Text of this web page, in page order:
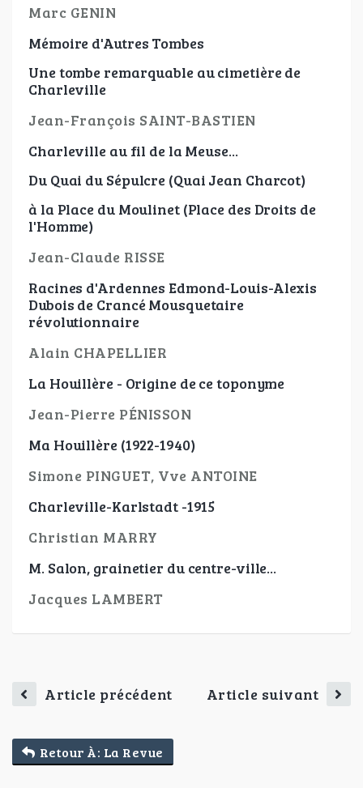
Marc GENIN
Mémoire d'Autres Tombes
Une tombe remarquable au cimetière de
Charleville
Jean-François SAINT-BASTIEN
Charleville au fil de la Meuse...
Du Quai du Sépulcre (Quai Jean Charcot)
à la Place du Moulinet (Place des Droits de
l'Homme)
Jean-Claude RISSE
Racines d'Ardennes Edmond-Louis-Alexis
Dubois de Crancé Mousquetaire
révolutionnaire
Alain CHAPELLIER
La Houillère - Origine de ce toponyme
Jean-Pierre PÉNISSON
Ma Houillère (1922-1940)
Simone PINGUET, Vve ANTOINE
Charleville-Karlstadt -1915
Christian MARRY
M. Salon, grainetier du centre-ville...
Jacques LAMBERT
Article précédent Article suivant
Retour À: La Revue